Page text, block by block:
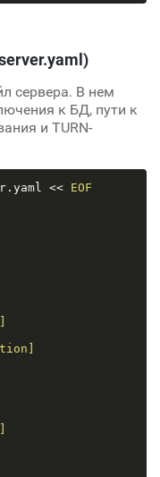
сервера. В нем
к БД, пути к
и TURN-
<< EOF